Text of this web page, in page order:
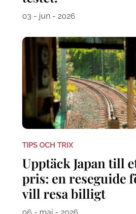
03 - jun - 2026
TIPS OCH TRIX
Upptäck Japan till
pris: en reseguide
vill resa billigt